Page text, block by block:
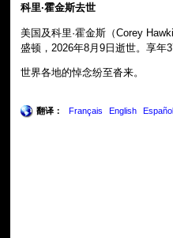
科里·霍金斯去世
美国及科里·霍金斯（Corey
盛顿，2026年8月9日逝世。享年
世界各地的悼念纷至沓来。
翻译： Français English Español